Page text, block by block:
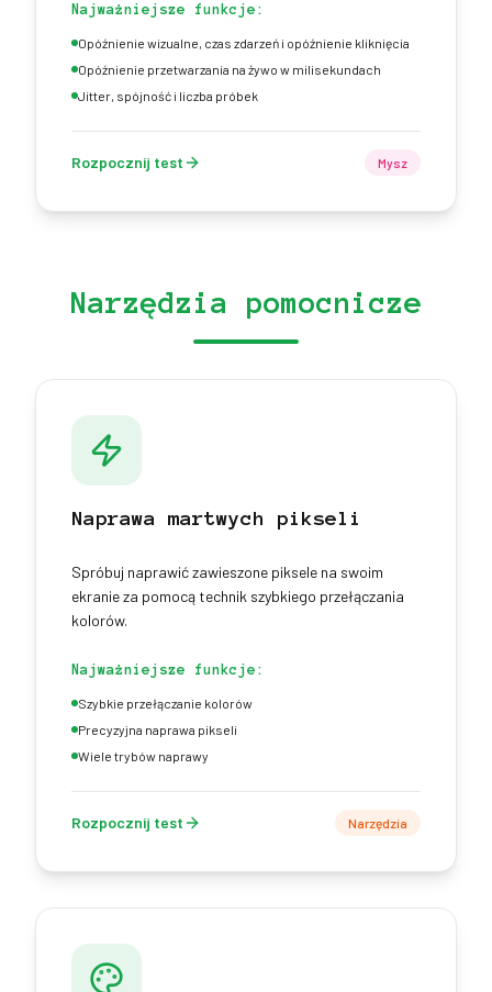
Najważniejsze funkcje:
Opóźnienie wizualne, czas zdarzeń i opóźnienie kliknięcia
Opóźnienie przetwarzania na żywo w milisekundach
Jitter, spójność i liczba próbek
Rozpocznij test Mysz
Narzędzia pomocnicze
Naprawa martwych pikseli
Spróbuj naprawić zawieszone piksele na swoim
ekranie za pomocą technik szybkiego przełączania
kolorów.
Najważniejsze funkcje:
Szybkie przełączanie kolorów
Precyzyjna naprawa pikseli
Wiele trybów naprawy
Rozpocznij test Narzędzia